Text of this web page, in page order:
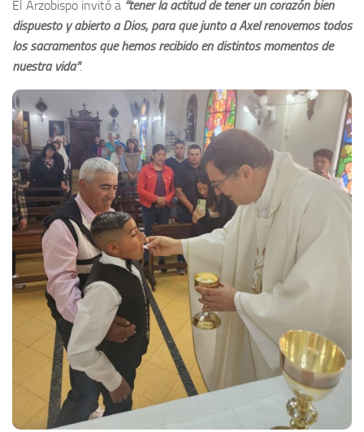
El Arzobispo invitó a “tener la actitud de tener un corazón bien
dispuesto y abierto a Dios, para que junto a Axel renovemos todos
los sacramentos que hemos recibido en distintos momentos de
nuestra vida”.